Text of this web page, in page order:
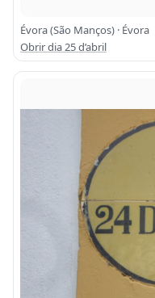
Évora (São Manços) · Évora
Obrir dia 25 d’abril